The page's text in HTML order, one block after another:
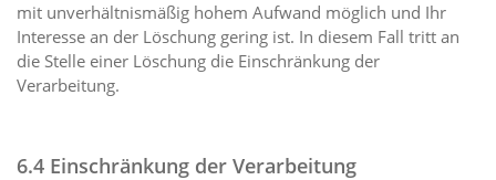
mit unverhältnismäßig hohem Aufwand möglich und Ihr
Interesse an der Löschung gering ist. In diesem Fall tritt an
die Stelle einer Löschung die Einschränkung der
Verarbeitung.
6.4 Einschränkung der Verarbeitung